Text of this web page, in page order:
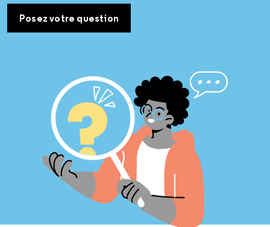
Posez votre question